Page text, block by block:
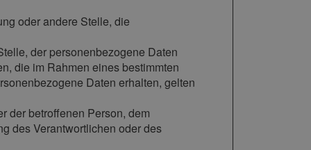
oder andere Stelle, die
der personenbezogene Daten
die im Rahmen eines bestimmten
Daten erhalten, gelten
der betroffenen Person, dem
des Verantwortlichen oder des